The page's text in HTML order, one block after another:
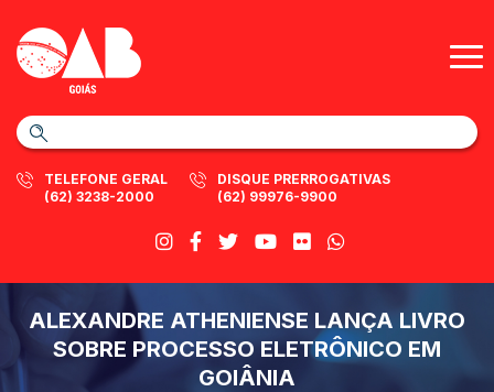
TELEFONE GERAL
(62) 3238-2000
DISQUE PRERROGATIVAS
(62) 99976-9900
ALEXANDRE ATHENIENSE LANÇA LIVRO
SOBRE PROCESSO ELETRÔNICO EM
GOIÂNIA